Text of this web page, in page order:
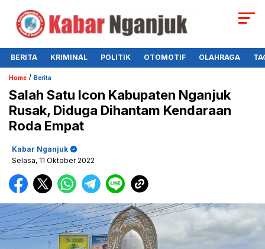
BERITA KRIMINAL POLITIK OTOMOTIF OLAHRAGA
Home / Berita
Salah Satu Icon Kabupaten Nganjuk
Rusak, Diduga Dihantam Kendaraan
Roda Empat
Kabar Nganjuk
Selasa, 11 Oktober 2022